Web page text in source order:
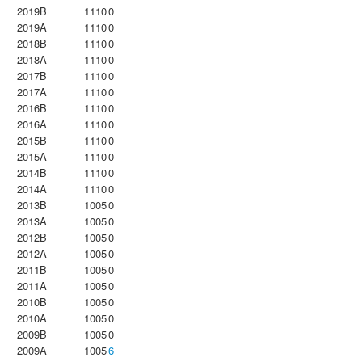
2019B
11100
2019A
11100
2018B
11100
2018A
11100
2017B
11100
2017A
11100
2016B
11100
2016A
11100
2015B
11100
2015A
11100
2014B
11100
2014A
11100
2013B
10050
2013A
10050
2012B
10050
2012A
10050
2011B
10050
2011A
10050
2010B
10050
2010A
10050
2009B
10050
2009A
10056